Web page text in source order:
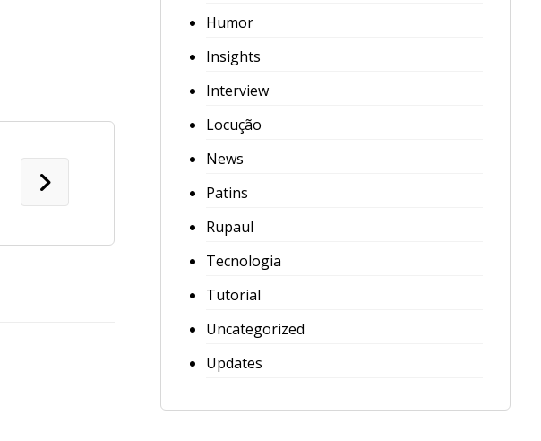
Humor
Insights
Interview
Locução
News
Patins
Rupaul
Tecnologia
Tutorial
Uncategorized
Updates